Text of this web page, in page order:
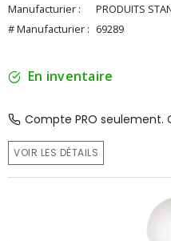
Manufacturier :
PRODUITS
# Manufacturier : 69289
En inventaire
Compte PRO
VOIR LES DÉTAILS